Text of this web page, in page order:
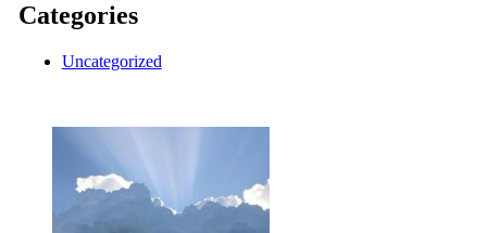
Categories
Uncategorized